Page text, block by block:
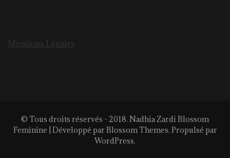
Mentions Légales
© Tous droits réservés - 2018. Nadhia Zardi Blossom
Feminine | Développé par Blossom Themes. Propulsé par
WordPress.